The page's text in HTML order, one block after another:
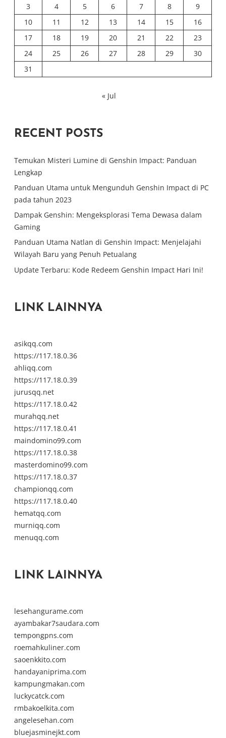
3
4 5 6 7 8
9
10
11 12 13 14 15
16
17
18 19 20 21 22
23
24
25 26 27 28 29
30
31
« Jul
RECENT POSTS
Temukan Misteri Lumine di Genshin Impact: Panduan
Lengkap
Panduan Utama untuk Mengunduh Genshin Impact di PC
pada tahun 2023
Dampak Genshin: Mengeksplorasi Tema Dewasa dalam
Gaming
Panduan Utama Natlan di Genshin Impact: Menjelajahi
Wilayah Baru yang Penuh Petualang
Update Terbaru: Kode Redeem Genshin Impact Hari Ini!
LINK LAINNYA
asikqq.com
https://117.18.0.36
ahliqq.com
https://117.18.0.39
jurusqq.net
https://117.18.0.42
murahqq.net
https://117.18.0.41
maindomino99.com
https://117.18.0.38
masterdomino99.com
https://117.18.0.37
championqq.com
https://117.18.0.40
hematqq.com
murniqq.com
menuqq.com
LINK LAINNYA
lesehangurame.com
ayambakar7saudara.com
tempongpns.com
roemahkuliner.com
saoenkkito.com
handayaniprima.com
kampungmakan.com
luckycatck.com
rmbakoelkita.com
angelesehan.com
bluejasminejkt.com